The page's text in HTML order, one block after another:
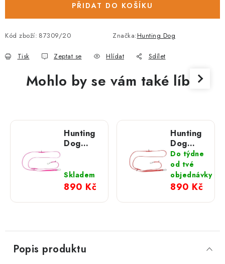
PŘIDAT DO KOŠÍKU
Kód zboží: 87309/20 Značka:Hunting Dog
Tisk Zeptat se Hlídat Sdílet
Mohlo by se vám také líbit
Hunting
Dog
vodítko
se
stříbrnou
hliníkovou
Skladem
890 Kč
Hunting
Dog
červené
přepínací
vodítko
se
stříbrnou
hliníkovou
Do týdne
od tvé
objednávky
890 Kč
Popis produktu